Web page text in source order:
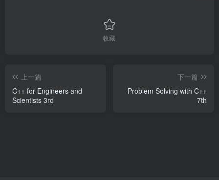
收藏
上一篇
C++ for Engineers and
Scientists 3rd
下一篇
Problem Solving with C++
7th